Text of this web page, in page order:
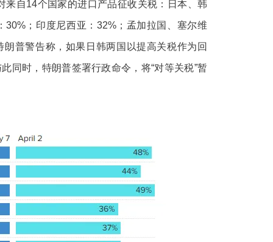
自14个国家的进口产品征收关税：日本、韩
；印度尼西亚：32%；孟加拉国、塞尔维
普警告称，如果日韩两国以提高关税作为回
同时，特朗普签署行政命令，将“对等关税”暂